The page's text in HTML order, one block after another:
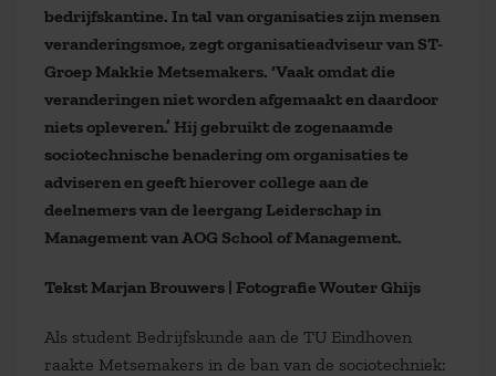
bedrijfskantine. In tal van organisaties zijn mensen
veranderingsmoe, zegt organisatieadviseur van ST-
Groep Makkie Metsemakers. ‘Vaak omdat die
veranderingen niet worden afgemaakt en daardoor
niets opleveren.’ Hij gebruikt de zogenaamde
sociotechnische benadering om organisaties te
adviseren en geeft hierover college aan de
deelnemers van de leergang Leiderschap in
Management van AOG School of Management.
Tekst Marjan Brouwers | Fotografie Wouter Ghijs
Als student Bedrijfskunde aan de TU Eindhoven
raakte Metsemakers in de ban van de sociotechniek: